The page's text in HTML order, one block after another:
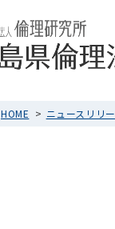
HOME ニュースリリ